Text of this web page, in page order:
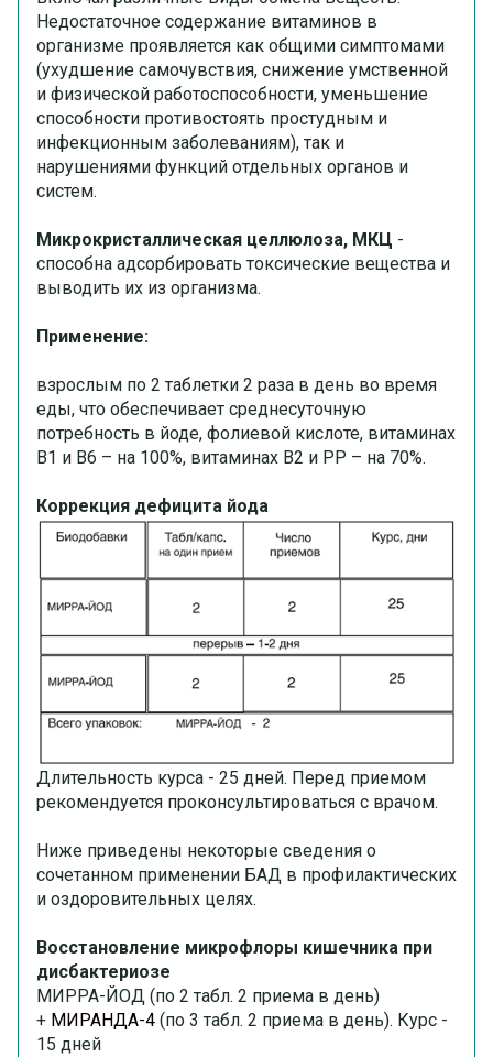
Недостаточное содержание витаминов в
организме проявляется как общими симптомами
(ухудшение самочувствия, снижение умственной
и физической работоспособности, уменьшение
способности противостоять простудным и
инфекционным заболеваниям), так и
нарушениями функций отдельных органов и
систем.
Микрокристаллическая целлюлоза, МКЦ -
способна адсорбировать токсические вещества и
выводить их из организма.
Применение:
взрослым по 2 таблетки 2 раза в день во время
еды, что обеспечивает среднесуточную
потребность в йоде, фолиевой кислоте, витаминах
В1 и В6 – на 100%, витаминах В2 и РР – на 70%.
Коррекция дефицита йода
Длительность курса - 25 дней. Перед приемом
рекомендуется проконсультироваться с врачом.
Ниже приведены некоторые сведения о
сочетанном применении БАД в профилактических
и оздоровительных целях.
Восстановление микрофлоры кишечника при
дисбактериозе
МИРРА-ЙОД (по 2 табл. 2 приема в день)
+ МИРАНДА-4 (по 3 табл. 2 приема в день). Курс -
15 дней